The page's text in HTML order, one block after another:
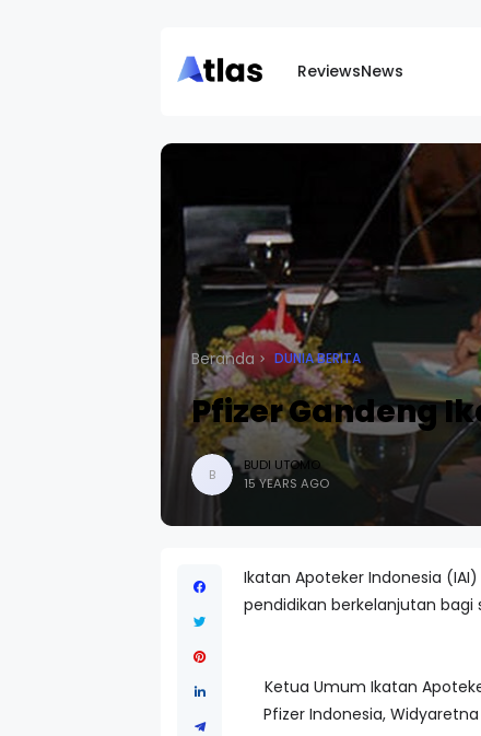
ReviewsNews
Beranda DUNIA BERITA
Pfizer Gandeng
B
BUDI UTOMO
15 YEARS AGO
Ikatan Apoteker Indonesia
pendidikan berkelanjutan bagi
Ketua Umum Ikatan
Pfizer Indonesia,